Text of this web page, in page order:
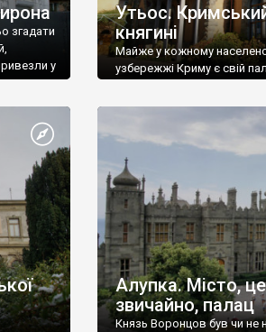
згадати
у
Утьос.
княгині
Майже у кожному
узбережжі Криму є свій
Алупка. Місто,
звичайно, палац
Князь Воронцов був чи